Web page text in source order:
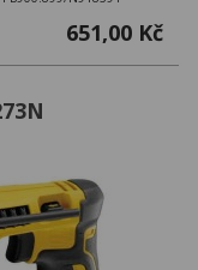
651,00 Kč